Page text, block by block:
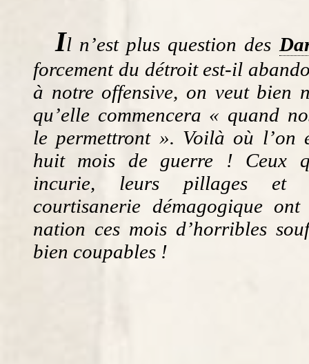
Il n’est plus question des
forcement du détroit est-il
à notre offensive, on veut bien
qu’elle commencera « quand
le permettront ». Voilà où l’on
huit mois de guerre ! Ceux
incurie, leurs pillages et
courtisanerie démagogique
nation ces mois d’horribles
bien coupables !